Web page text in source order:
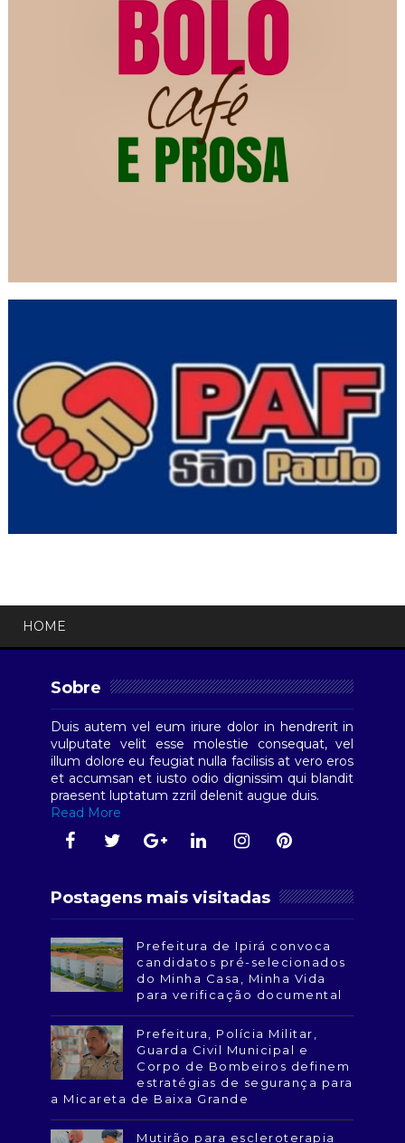
HOME
Sobre
Duis autem vel eum iriure dolor in hendrerit in
vulputate velit esse molestie consequat, vel
illum dolore eu feugiat nulla facilisis at vero eros
et accumsan et iusto odio dignissim qui blandit
praesent luptatum zzril delenit augue duis.
Read More
Postagens mais visitadas
Prefeitura de Ipirá convoca
candidatos pré-selecionados
do Minha Casa, Minha Vida
para verificação documental
Prefeitura, Polícia Militar,
Guarda Civil Municipal e
Corpo de Bombeiros definem
estratégias de segurança para
a Micareta de Baixa Grande
Mutirão para escleroterapia